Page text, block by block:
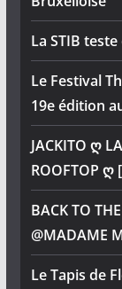
La STIB
Le Festival
19e édition
JACKITO ღ
ROOFTOP ღ
BACK TO
@MADAME
Le Tapis de